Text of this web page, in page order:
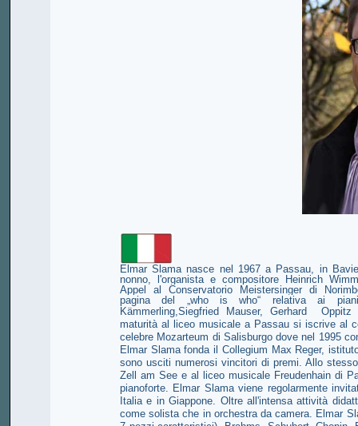
Elmar Slama nasce nel 1967 a Passau, in
nonno, l'organista e compositore Heinrich
Appel al Conservatorio Meistersinger di
pagina del „who is who“ relativa ai
Kämmerling,Siegfried Mauser, Gerhard
maturità al liceo musicale a Passau si iscrive al
celebre Mozarteum di Salisburgo dove nel 1995
Elmar Slama fonda il Collegium Max Reger,
sono usciti numerosi vincitori di premi. Allo
Zell am See e al liceo musicale Freudenhain di
pianoforte. Elmar Slama viene regolarmente
Italia e in Giappone. Oltre all'intensa attività
come solista che in orchestra da camera. Elmar